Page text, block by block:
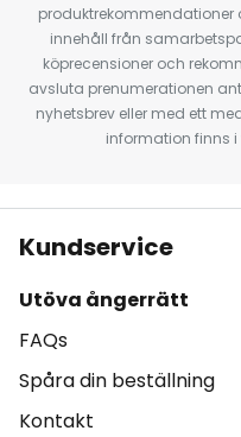
produktrekommendationer
innehåll från
köprecensioner och
avsluta prenumerationen
nyhetsbrev eller med ett
information finns i
Kundservice
Utöva ångerrätt
FAQs
Spåra din beställning
Kontakt